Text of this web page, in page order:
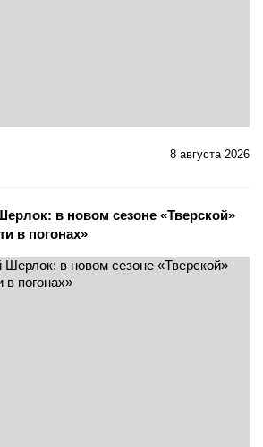
8 августа 2026
в новом сезоне «Тверской»
в погонах»